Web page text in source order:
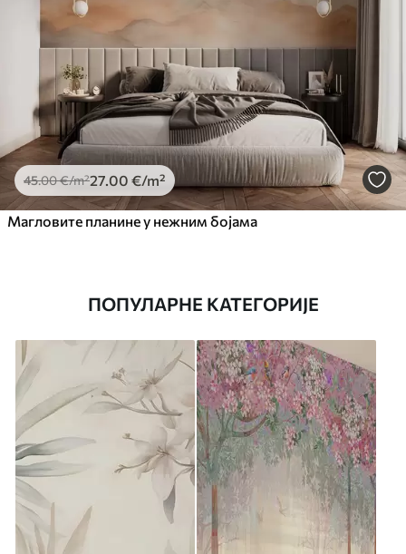
45.00€/m²27 .00 €/m²
Магловите планине у нежним бојама
ПОПУЛАРНЕ КАТЕГОРИЈЕ